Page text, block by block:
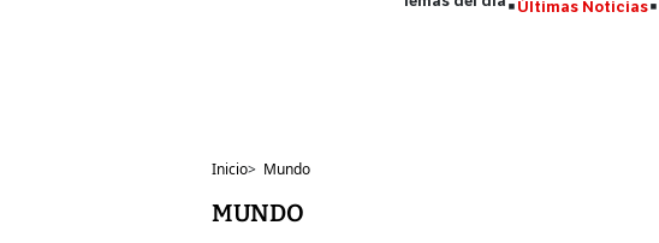
Últimas Noticias
Inicio> Mundo
MUNDO